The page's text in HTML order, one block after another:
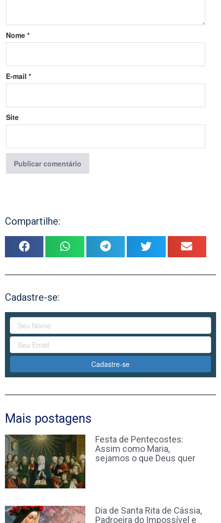
Nome *
E-mail *
Site
Compartilhe:
Cadastre-se:
Cadastre-se
Mais postagens
Festa de Pentecostes:
Assim como Maria,
sejamos o que Deus quer
Dia de Santa Rita de Cássia,
Padroeira do Impossível e